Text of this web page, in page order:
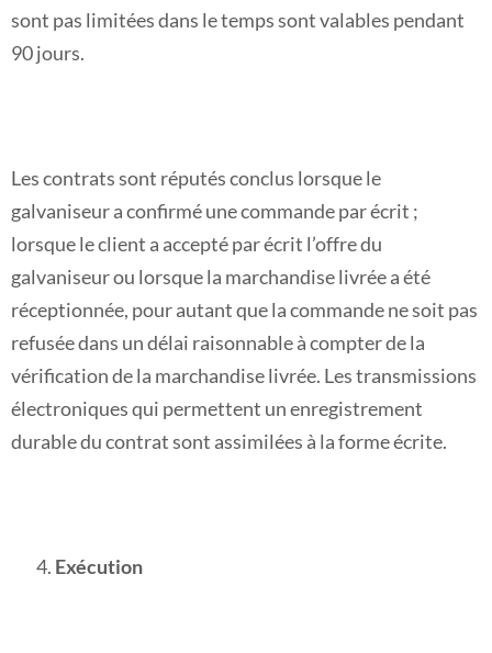
sont pas limitées dans le temps sont valables pendant
90 jours.
Les contrats sont réputés conclus lorsque le
galvaniseur a confirmé une commande par écrit ;
lorsque le client a accepté par écrit l’offre du
galvaniseur ou lorsque la marchandise livrée a été
réceptionnée, pour autant que la commande ne soit pas
refusée dans un délai raisonnable à compter de la
vérification de la marchandise livrée. Les transmissions
électroniques qui permettent un enregistrement
durable du contrat sont assimilées à la forme écrite.
Exécution